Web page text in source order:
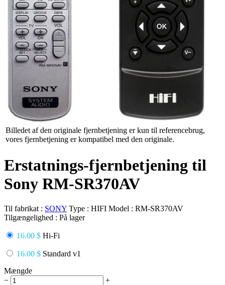
Billedet af den originale fjernbetjening er kun til referencebrug,
vores fjernbetjening er kompatibel med den originale.
Erstatnings-fjernbetjening til
Sony RM-SR370AV
Til fabrikat : SONY Type : HIFI Model : RM-SR370AV
Tilgængelighed : På lager
16.00 $ Hi-Fi
16.00 $ Standard v1
Mængde
−
+